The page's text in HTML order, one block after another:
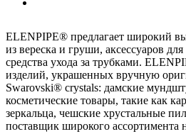
ELENPIPE® предлагает широкий
из вереска и груши, аксессуаров
средства ухода за трубками.
изделий, украшенных вручную
Swarovski® crystals: дамские
косметические товары, такие как
зеркальца, чешские хрустальные
поставщик широкого ассортимента